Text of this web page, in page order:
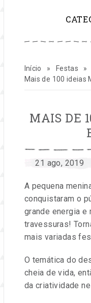
inspirar
sua
vida
e
seu
negócio
de
festas
e
eventos.
Início » Festas »
Mais de 100 ideias
MAIS DE
Publicado
21 ago, 2019
A pequena
conquistaram o
grande energia e
travessuras!
mais variadas
O temática do
cheia de vida,
da criatividade